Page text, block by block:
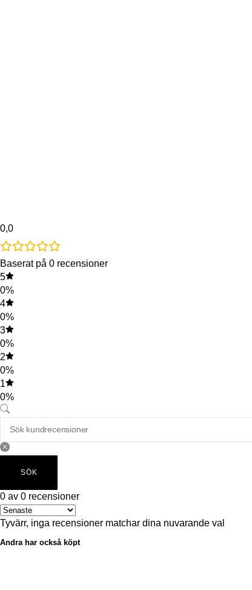
0,0
Baserat på 0 recensioner
5
0%
4
0%
3
0%
2
0%
1
0%
SÖK
0 av 0 recensioner
Tyvärr, inga recensioner matchar dina nuvarande val
Andra har också köpt